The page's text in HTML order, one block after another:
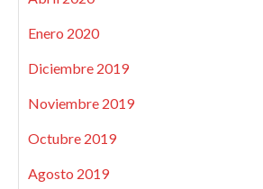
Enero 2020
Diciembre 2019
Noviembre 2019
Octubre 2019
Agosto 2019